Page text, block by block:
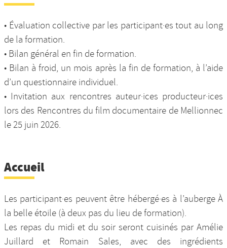
• Évaluation collective par les participant·es tout au long
de la formation.
• Bilan général en fin de formation.
• Bilan à froid, un mois après la fin de formation, à l’aide
d’un questionnaire individuel.
• Invitation aux rencontres auteur·ices producteur·ices
lors des Rencontres du film documentaire de Mellionnec
le 25 juin 2026.
Accueil
Les participant·es peuvent être hébergé·es à l’auberge À
la belle étoile (à deux pas du lieu de formation).
Les repas du midi et du soir seront cuisinés par Amélie
Juillard et Romain Sales, avec des ingrédients